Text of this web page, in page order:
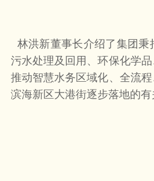
林洪新董事长介绍了集团秉
污水处理及回用、环保化学
推动智慧水务区域化、全流
滨海新区大港街逐步落地的有